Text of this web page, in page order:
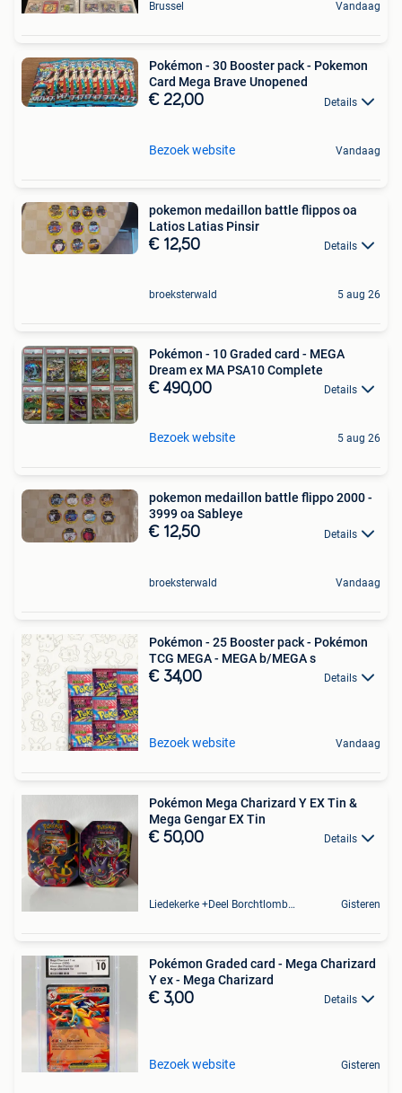
Brussel Vandaag
Pokémon - 30 Booster pack - Pokemon
Card Mega Brave Unopened
€ 22,00 Details
Bezoek website Vandaag
pokemon medaillon battle flippos oa
Latios Latias Pinsir
€ 12,50 Details
broeksterwald 5 aug 26
Pokémon - 10 Graded card - MEGA
Dream ex MA PSA10 Complete
€ 490,00 Details
Bezoek website 5 aug 26
pokemon medaillon battle flippo 2000 -
3999 oa Sableye
€ 12,50 Details
broeksterwald Vandaag
Pokémon - 25 Booster pack - Pokémon
TCG MEGA - MEGA b/MEGA s
€ 34,00 Details
Bezoek website Vandaag
Pokémon Mega Charizard Y EX Tin &
Mega Gengar EX Tin
€ 50,00 Details
Liedekerke +Deel Borchtlombeek Gisteren
Pokémon Graded card - Mega Charizard
Y ex - Mega Charizard
€ 3,00 Details
Bezoek website Gisteren